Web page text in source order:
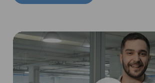
Play Video